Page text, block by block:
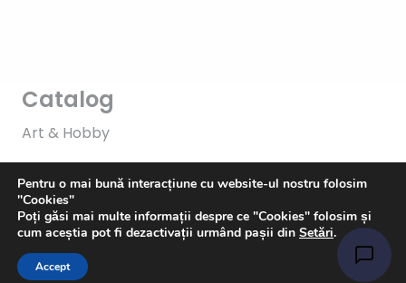
Catalog
Art & Hobby
Ata de cusut
Pasmanterie
Tesaturi
Accesorii
Pentru o mai bună interacțiune cu website-ul nostru folosim
"Cookies"
Poți găsi mai multe informații despre ce "Cookies" folosim și
cum aceștia pot fi dezactivații urmând pașii din Setări.
Accept